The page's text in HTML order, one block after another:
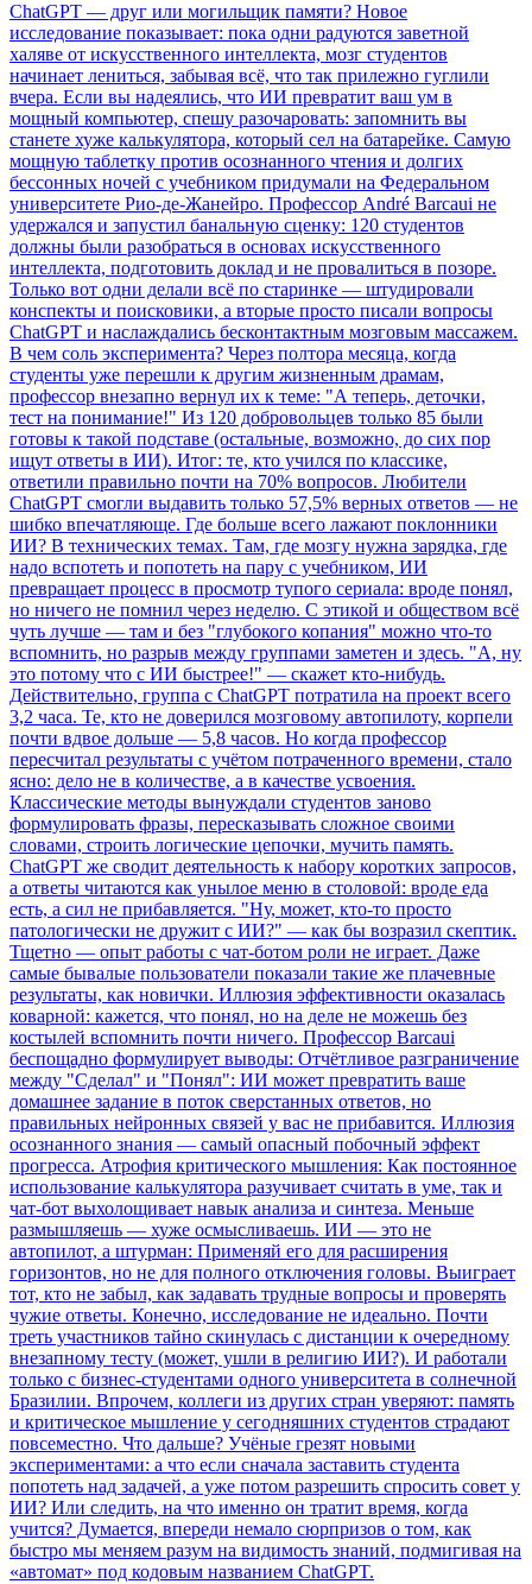
ChatGPT — друг или могильщик памяти? Новое
исследование показывает: пока одни радуются заветной
халяве от искусственного интеллекта, мозг студентов
начинает лениться, забывая всё, что так прилежно гуглили
вчера. Если вы надеялись, что ИИ превратит ваш ум в
мощный компьютер, спешу разочаровать: запомнить вы
станете хуже калькулятора, который сел на батарейке. Самую
мощную таблетку против осознанного чтения и долгих
бессонных ночей с учебником придумали на Федеральном
университете Рио-де-Жанейро. Профессор André Barcaui не
удержался и запустил банальную сценку: 120 студентов
должны были разобраться в основах искусственного
интеллекта, подготовить доклад и не провалиться в позоре.
Только вот одни делали всё по старинке — штудировали
конспекты и поисковики, а вторые просто писали вопросы
ChatGPT и наслаждались бесконтактным мозговым массажем.
В чем соль эксперимента? Через полтора месяца, когда
студенты уже перешли к другим жизненным драмам,
профессор внезапно вернул их к теме: "А теперь, деточки,
тест на понимание!" Из 120 добровольцев только 85 были
готовы к такой подставе (остальные, возможно, до сих пор
ищут ответы в ИИ). Итог: те, кто учился по классике,
ответили правильно почти на 70% вопросов. Любители
ChatGPT смогли выдавить только 57,5% верных ответов — не
шибко впечатляюще. Где больше всего лажают поклонники
ИИ? В технических темах. Там, где мозгу нужна зарядка, где
надо вспотеть и попотеть на пару с учебником, ИИ
превращает процесс в просмотр тупого сериала: вроде понял,
но ничего не помнил через неделю. С этикой и обществом всё
чуть лучше — там и без "глубокого копания" можно что-то
вспомнить, но разрыв между группами заметен и здесь. "А, ну
это потому что с ИИ быстрее!" — скажет кто-нибудь.
Действительно, группа с ChatGPT потратила на проект всего
3,2 часа. Те, кто не доверился мозговому автопилоту, корпели
почти вдвое дольше — 5,8 часов. Но когда профессор
пересчитал результаты с учётом потраченного времени, стало
ясно: дело не в количестве, а в качестве усвоения.
Классические методы вынуждали студентов заново
формулировать фразы, пересказывать сложное своими
словами, строить логические цепочки, мучить память.
ChatGPT же сводит деятельность к набору коротких запросов,
а ответы читаются как унылое меню в столовой: вроде еда
есть, а сил не прибавляется. "Ну, может, кто-то просто
патологически не дружит с ИИ?" — как бы возразил скептик.
Тщетно — опыт работы с чат-ботом роли не играет. Даже
самые бывалые пользователи показали такие же плачевные
результаты, как новички. Иллюзия эффективности оказалась
коварной: кажется, что понял, но на деле не можешь без
костылей вспомнить почти ничего. Профессор Barcaui
беспощадно формулирует выводы: Отчётливое разграничение
между "Сделал" и "Понял": ИИ может превратить ваше
домашнее задание в поток сверстанных ответов, но
правильных нейронных связей у вас не прибавится. Иллюзия
осознанного знания — самый опасный побочный эффект
прогресса. Атрофия критического мышления: Как постоянное
использование калькулятора разучивает считать в уме, так и
чат-бот выхолощивает навык анализа и синтеза. Меньше
размышляешь — хуже осмысливаешь. ИИ — это не
автопилот, а штурман: Применяй его для расширения
горизонтов, но не для полного отключения головы. Выиграет
тот, кто не забыл, как задавать трудные вопросы и проверять
чужие ответы. Конечно, исследование не идеально. Почти
треть участников тайно скинулась с дистанции к очередному
внезапному тесту (может, ушли в религию ИИ?). И работали
только с бизнес-студентами одного университета в солнечной
Бразилии. Впрочем, коллеги из других стран уверяют: память
и критическое мышление у сегодняшних студентов страдают
повсеместно. Что дальше? Учёные грезят новыми
экспериментами: а что если сначала заставить студента
попотеть над задачей, а уже потом разрешить спросить совет у
ИИ? Или следить, на что именно он тратит время, когда
учится? Думается, впереди немало сюрпризов о том, как
быстро мы меняем разум на видимость знаний, подмигивая на
«автомат» под кодовым названием ChatGPT.